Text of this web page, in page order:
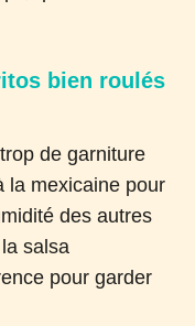
bien roulés
de garniture
la mexicaine pour
des autres
salsa
pour garder